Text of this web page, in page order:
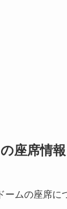
座席情報
ムの座席に